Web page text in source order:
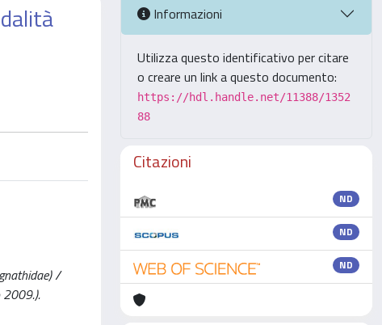
/
2009.).
Informazioni
Utilizza questo identificativo per citare
o creare un link a questo documento:
https://hdl.handle.net/11388/1352
88
Citazioni
ND
ND
ND